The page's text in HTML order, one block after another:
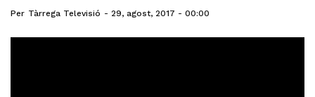
Per Tàrrega Televisió 29, agost, 2017 - 00:00